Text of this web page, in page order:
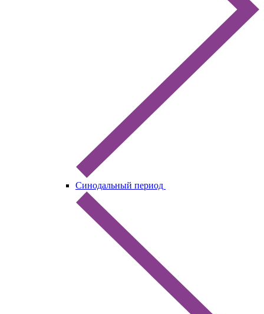
Синодальный период